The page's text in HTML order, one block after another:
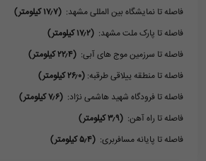
فاصله تا نمایشگاه بین المللی مشهد: (۱۷٫۷ کیلومتر)
فاصله تا پارک ملت مشهد: (۱۷٫۲ کیلومتر)
فاصله تا سرزمین موج های آبی: (۲۲٫۴ کیلومتر)
فاصله تا منطقه ییلاقی طرقبه: (۲۶٫۰ کیلومتر)
فاصله تا فرودگاه شهید هاشمی نژاد: (۷٫۶ کیلومتر)
فاصله تا راه آهن: (۳٫۹ کیلومتر)
فاصله تا پایانه مسافربری: (۵٫۴ کیلومتر)